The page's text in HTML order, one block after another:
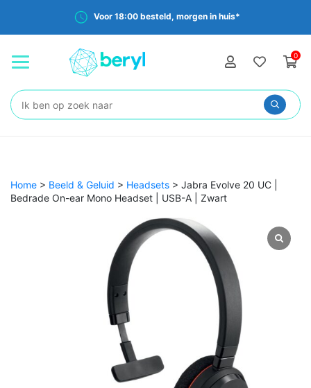
Voor 18:00 besteld, morgen in huis*
0
Zoeken:
Home > Beeld & Geluid > Headsets > Jabra Evolve 20 UC |
Bedrade On-ear Mono Headset | USB-A | Zwart